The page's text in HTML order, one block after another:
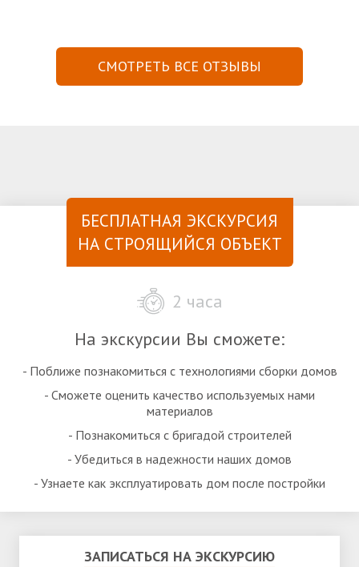
СМОТРЕТЬ ВСЕ ОТЗЫВЫ
БЕСПЛАТНАЯ ЭКСКУРСИЯ
НА СТРОЯЩИЙСЯ ОБЪЕКТ
2 часа
На экскурсии Вы сможете:
- Поближе познакомиться с технологиями сборки домов
- Сможете оценить качество используемых нами
материалов
- Познакомиться с бригадой строителей
- Убедиться в надежности наших домов
- Узнаете как эксплуатировать дом после постройки
ЗАПИСАТЬСЯ НА ЭКСКУРСИЮ